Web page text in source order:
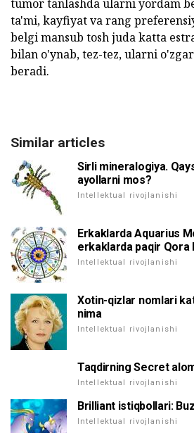
tumor tanlashda ularni yordam
ta'mi, kayfiyat va rang
belgi mansub tosh juda katta
bilan o'ynab, tez-tez, ularni
beradi.
Similar articles
Sirli mineralogiya.
ayollarni mos?
Intellektual rivojlanishi
Erkaklarda Aquarius
erkaklarda paqir Qora
Intellektual rivojlanishi
Xotin-qizlar nomlari
nima
Intellektual rivojlanishi
Taqdirning Secret
Intellektual rivojlanishi
Brilliant istiqbollari:
Intellektual rivojlanishi